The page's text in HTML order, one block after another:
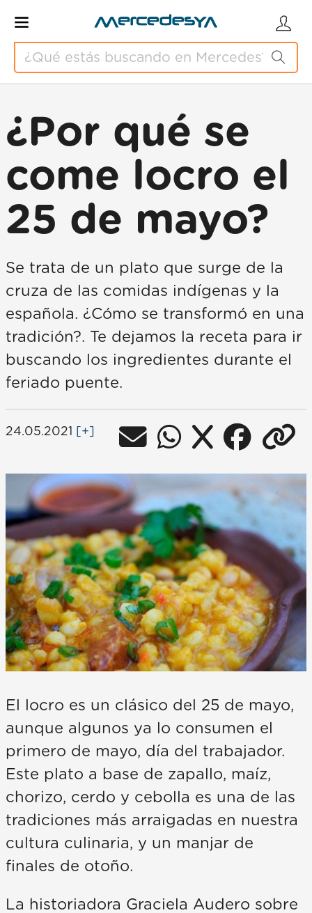
¿Por qué se
come locro el
25 de mayo?
Se trata de un plato que surge de la
cruza de las comidas indígenas y la
española. ¿Cómo se transformó en una
tradición?. Te dejamos la receta para ir
buscando los ingredientes durante el
feriado puente.
24.05.2021 [+]
El locro es un clásico del 25 de mayo,
aunque algunos ya lo consumen el
primero de mayo, día del trabajador.
Este plato a base de zapallo, maíz,
chorizo, cerdo y cebolla es una de las
tradiciones más arraigadas en nuestra
cultura culinaria, y un manjar de
finales de otoño.
La historiadora Graciela Audero sobre